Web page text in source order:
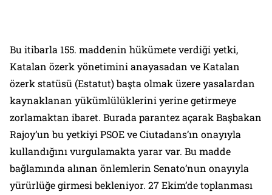
Bu itibarla 155. maddenin hükümete verdiği yetki,
Katalan özerk yönetimini anayasadan ve Katalan
özerk statüsü (Estatut) başta olmak üzere yasalardan
kaynaklanan yükümlülüklerini yerine getirmeye
zorlamaktan ibaret. Burada parantez açarak Başbakan
Rajoy’un bu yetkiyi PSOE ve Ciutadans’ın onayıyla
kullandığını vurgulamakta yarar var. Bu madde
bağlamında alınan önlemlerin Senato’nun onayıyla
yürürlüğe girmesi bekleniyor. 27 Ekim’de toplanması